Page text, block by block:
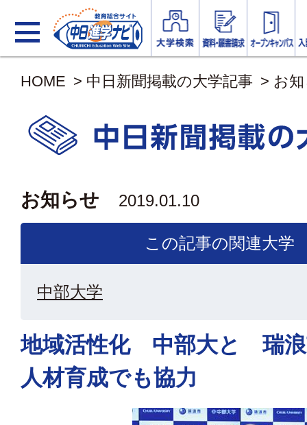
HOME > 中日新聞掲載の大学記事 > お
お知らせ 2019.01.10
この記事の関連大学
中部大学
地域活性化 中部大と 瑞
人材育成でも協力